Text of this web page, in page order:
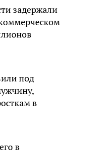
задержали
под
в
в